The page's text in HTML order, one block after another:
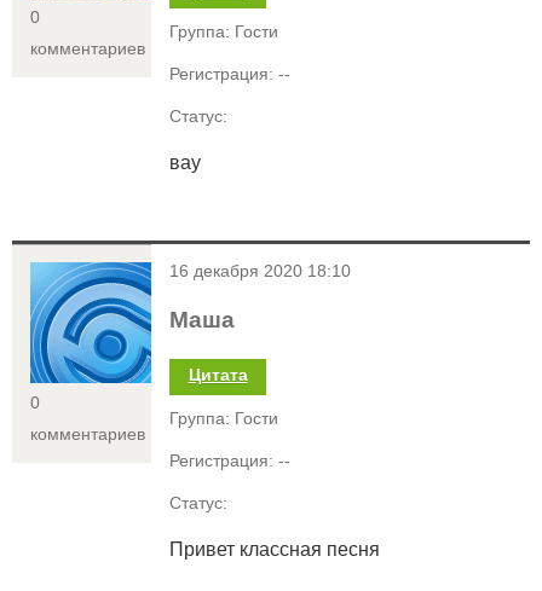
0
комментариев
Группа: Гости
Регистрация: --
Статус:
вау
<
0
комментариев
16 декабря 2020 18:10
Маша
Цитата
Группа: Гости
Регистрация: --
Статус:
Привет классная песня